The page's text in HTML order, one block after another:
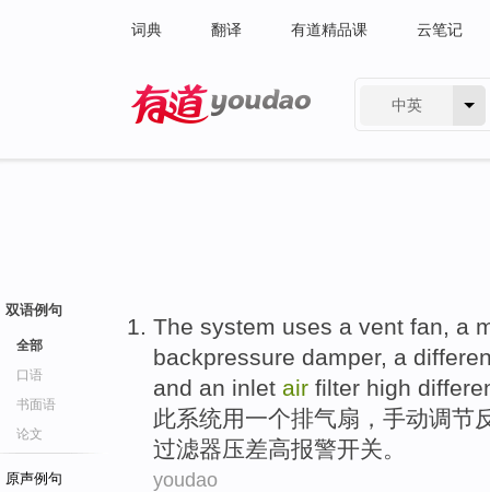
词典 翻译 有道精品课 云笔记
中英
双语例句
全部
口语
书面语
论文
原声例句
The system uses a vent fan, a
backpressure damper, a
and an inlet air filter high
此系统用一个排气扇 ， 手动调节
过滤器压差高报警开关。
youdao